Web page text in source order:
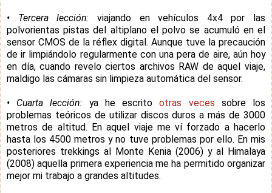
• Tercera lección: viajando en vehículos 4x4 por las
polvorientas pistas del altiplano el polvo se acumuló en el
sensor CMOS de la réflex digital. Aunque tuve la precaución
de ir limpiándolo regularmente con una pera de aire, aún hoy
en día, cuando revelo ciertos archivos RAW de aquel viaje,
maldigo las cámaras sin limpieza automática del sensor.
• Cuarta lección: ya he escritootras veces sobre los
problemas teóricos de utilizar discos duros a más de 3000
metros de altitud. En aquel viaje me ví forzado a hacerlo
hasta los 4500 metros y no tuve problemas por ello. En mis
posteriores trekkings al Monte Kenia (2006) y al Himalaya
(2008) aquella primera experiencia me ha permitido organizar
mejor mi trabajo a grandes altitudes.